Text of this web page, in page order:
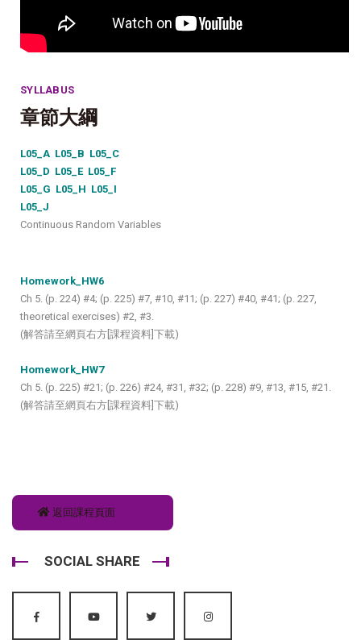
SYLLABUS
章節大綱
L05_A L05_B L05_C
L05_D L05_E L05_F
L05_G L05_H L05_I
L05_J
Continuous Random Variables
Homework_HW6
Ch 5. (p. 224) #4; (p. 225) #7, #10, #11; (p. 227) #40, #41; (p. 227,
theoretical exercises) #2, #3.
(解答請至網頁右方[課程資料]下載)
Homework_HW7
Ch 5. (p. 225) #21; (p. 226) #24, #31, #32; (p. 228) #9, #13, #15, #21.
(解答請至網頁右方[課程資料]下載)
返回課程頁面
SOCIAL SHARE